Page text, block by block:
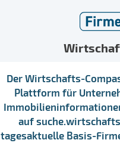
Der Wirtschafts-
Plattform für
auf
tagesaktuelle Basis-